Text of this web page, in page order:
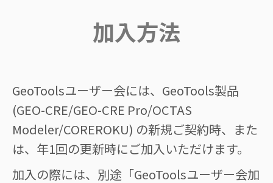
加入方法
GeoToolsユーザー会には、GeoTools製品
(GEO-CRE/GEO-CRE Pro/OCTAS
Modeler/COREROKU) の新規ご契約時、また
は、年1回の更新時にご加入いただけます。
加入の際には、別途「GeoToolsユーザー会加